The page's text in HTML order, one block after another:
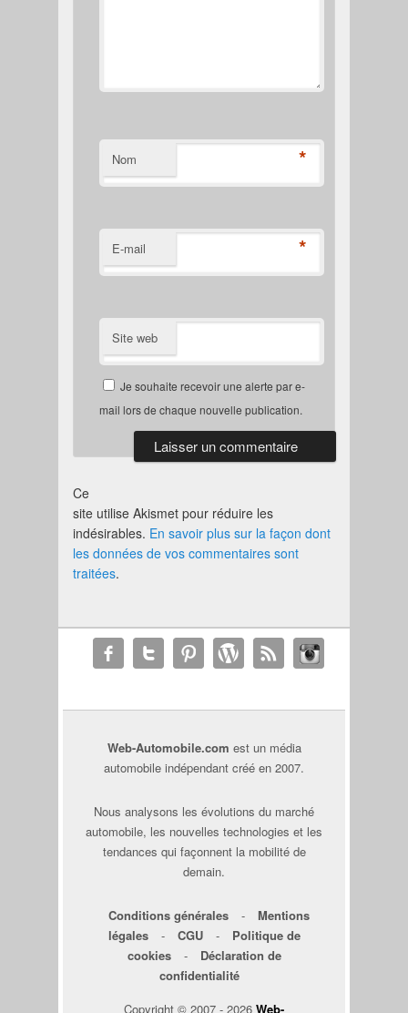
Nom *
E-mail *
Site web
Je souhaite recevoir une alerte par e-
mail lors de chaque nouvelle publication.
Ce
site utilise Akismet pour réduire les
indésirables. En savoir plus sur la façon dont
les données de vos commentaires sont
traitées.
Web-Automobile.com est un média
automobile indépendant créé en 2007.
Nous analysons les évolutions du marché
automobile, les nouvelles technologies et les
tendances qui façonnent la mobilité de
demain.
Conditions générales -
Mentions
légales
- CGU -
Politique de
cookies
-
Déclaration de
confidentialité
Copyright © 2007 - 2026 Web-